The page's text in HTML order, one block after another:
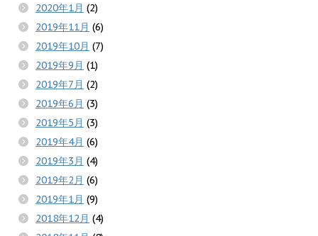
2020年1月 (2)
2019年11月 (6)
2019年10月 (7)
2019年9月 (1)
2019年7月 (2)
2019年6月 (3)
2019年5月 (3)
2019年4月 (6)
2019年3月 (4)
2019年2月 (6)
2019年1月 (9)
2018年12月 (4)